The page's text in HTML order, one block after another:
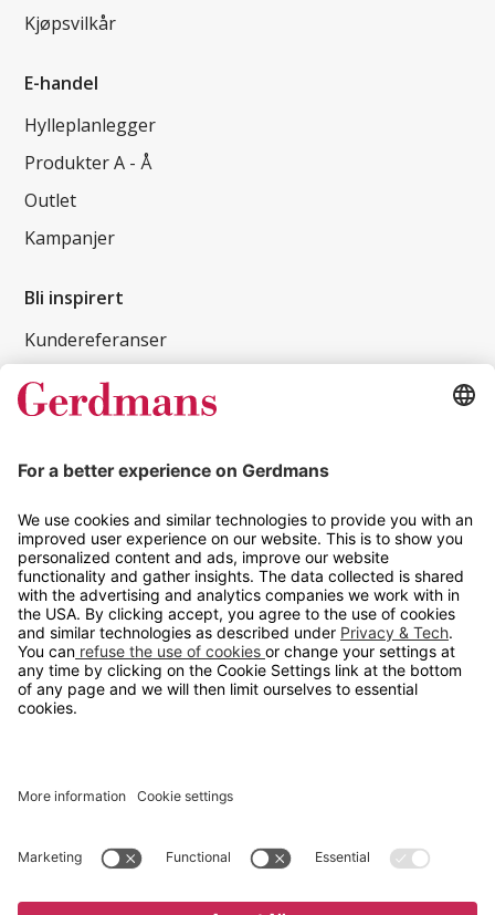
Kjøpsvilkår
E-handel
Hylleplanlegger
Produkter A - Å
Outlet
Kampanjer
Bli inspirert
Kundereferanser
Magasin
Tips og guider
Kontakt
info@gerdmans.no
67 80 56 20
Åpningstid
Hverdager 08:00-16:00